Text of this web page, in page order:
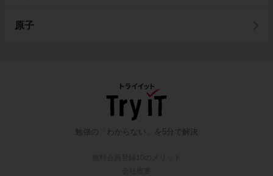
原子
勉強の「わからない」を5分で解決